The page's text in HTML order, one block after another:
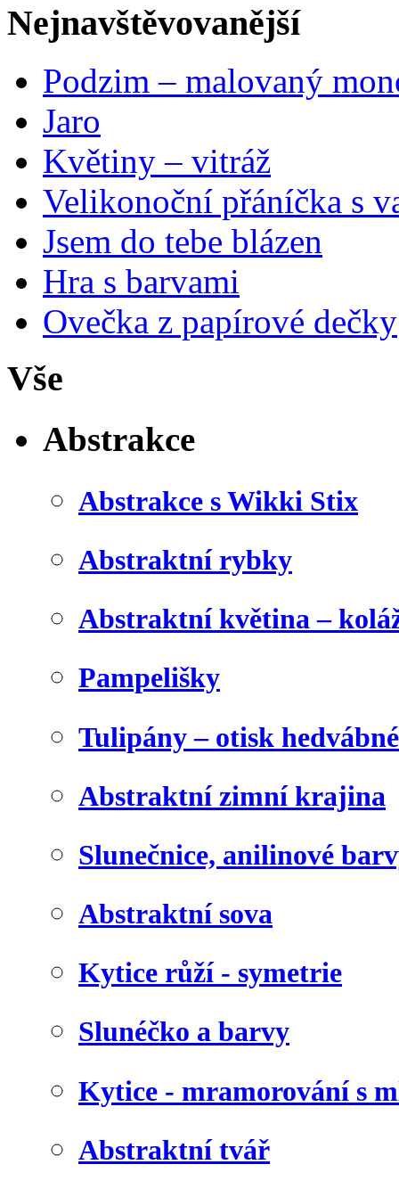
Nejnavštěvovanější
Podzim – malovaný
Jaro
Květiny – vitráž
Velikonoční přáníčka s
Jsem do tebe blázen
Hra s barvami
Ovečka z papírové dečky
Vše
Abstrakce
Abstrakce s Wikki Stix
Abstraktní rybky
Abstraktní květina –
Pampelišky
Tulipány – otisk
Abstraktní zimní krajina
Slunečnice, anilinové
Abstraktní sova
Kytice růží - symetrie
Slunéčko a barvy
Kytice - mramorování s
Abstraktní tvář